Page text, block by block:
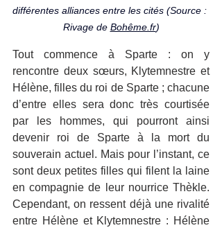
différentes alliances entre les cités (Source :
Rivage de Bohême.fr)
Tout commence à Sparte : on y
rencontre deux sœurs, Klytemnestre et
Hélène, filles du roi de Sparte ; chacune
d’entre elles sera donc très courtisée
par les hommes, qui pourront ainsi
devenir roi de Sparte à la mort du
souverain actuel. Mais pour l’instant, ce
sont deux petites filles qui filent la laine
en compagnie de leur nourrice Thèkle.
Cependant, on ressent déjà une rivalité
entre Hélène et Klytemnestre : Hélène